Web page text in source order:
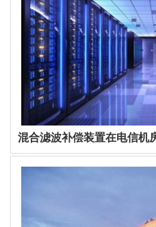
混合滤波补偿装置在电信机